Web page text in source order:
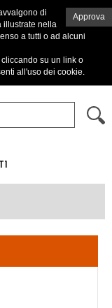
Approva
di
illustrate nella
a tutti o ad alcuni
su un link o
all'uso dei cookie.